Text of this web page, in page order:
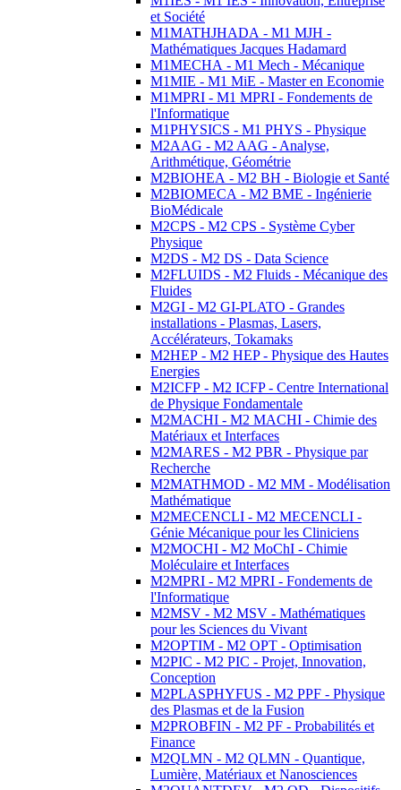
et Société
M1MATHJHADA - M1 MJH -
Mathématiques Jacques Hadamard
M1MECHA - M1 Mech - Mécanique
M1MIE - M1 MiE - Master en Economie
M1MPRI - M1 MPRI - Fondements de
l'Informatique
M1PHYSICS - M1 PHYS - Physique
M2AAG - M2 AAG - Analyse,
Arithmétique, Géométrie
M2BIOHEA - M2 BH - Biologie et Santé
M2BIOMECA - M2 BME - Ingénierie
BioMédicale
M2CPS - M2 CPS - Système Cyber
Physique
M2DS - M2 DS - Data Science
M2FLUIDS - M2 Fluids - Mécanique des
Fluides
M2GI - M2 GI-PLATO - Grandes
installations - Plasmas, Lasers,
Accélérateurs, Tokamaks
M2HEP - M2 HEP - Physique des Hautes
Energies
M2ICFP - M2 ICFP - Centre International
de Physique Fondamentale
M2MACHI - M2 MACHI - Chimie des
Matériaux et Interfaces
M2MARES - M2 PBR - Physique par
Recherche
M2MATHMOD - M2 MM - Modélisation
Mathématique
M2MECENCLI - M2 MECENCLI -
Génie Mécanique pour les Cliniciens
M2MOCHI - M2 MoChI - Chimie
Moléculaire et Interfaces
M2MPRI - M2 MPRI - Fondements de
l'Informatique
M2MSV - M2 MSV - Mathématiques
pour les Sciences du Vivant
M2OPTIM - M2 OPT - Optimisation
M2PIC - M2 PIC - Projet, Innovation,
Conception
M2PLASPHYFUS - M2 PPF - Physique
des Plasmas et de la Fusion
M2PROBFIN - M2 PF - Probabilités et
Finance
M2QLMN - M2 QLMN - Quantique,
Lumière, Matériaux et Nanosciences